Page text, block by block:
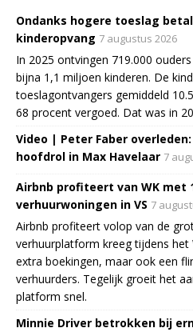
Ondanks hogere toeslag
kinderopvang 7 augustus 2026
In 2025 ontvingen 719.000
bijna 1,1 miljoen kinderen. De
toeslagontvangers gemiddeld
68 procent vergoed. Dat was in
Video | Peter Faber
hoofdrol in Max Havelaar 7
Airbnb profiteert van WK met
verhuurwoningen in VS 7
Airbnb profiteert volop van de
verhuurplatform kreeg tijdens het
extra boekingen, maar ook een
verhuurders. Tegelijk groeit het
platform snel.
Minnie Driver betrokken bij